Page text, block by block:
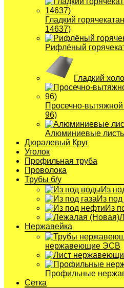
Гладкий
14637)
Рифлёный
Гладкий
Просечно-
96)
Алюминиевые
Дюралевый Круг
Уголок
Профильная труба
Проволока
Трубы б/у
Из
Из под
Из
Нержавейка
нержавеющие ЭСВ
Профильные
Сетка